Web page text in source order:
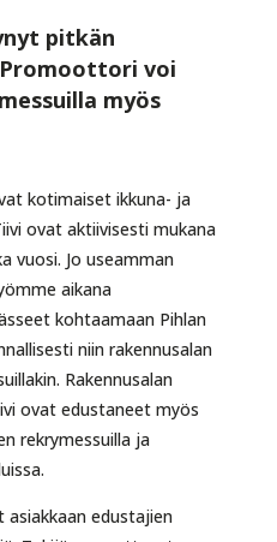
pitkän
voi
myös
kotimaiset ikkuna- ja
ovat aktiivisesti mukana
vuosi. Jo useamman
aikana
kohtaamaan Pihlan
niin rakennusalan
Rakennusalan
ovat edustaneet myös
rekrymessuilla ja
edustajien